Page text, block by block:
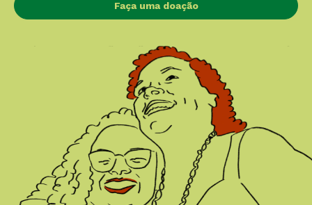
Faça uma doação